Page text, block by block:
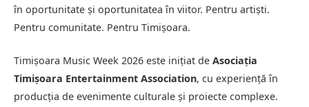
în oportunitate și oportunitatea în viitor. Pentru artiști.
Pentru comunitate. Pentru Timișoara.
Timișoara Music Week 2026 este inițiat de Asociația
Timișoara Entertainment Association, cu experiență în
producția de evenimente culturale și proiecte complexe.